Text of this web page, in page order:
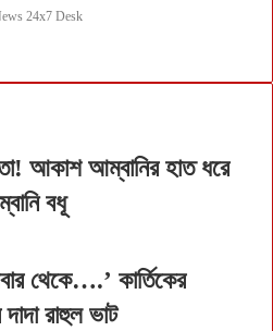
24x7 Desk
আকাশ আম্বানির হাত ধরে
বধূ
থেকে….’ কার্তিকের
রাহুল ভাট